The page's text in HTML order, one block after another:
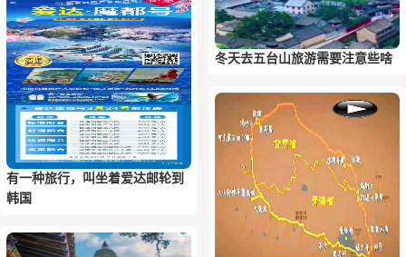
有一种旅行，叫坐着爱达邮轮到
韩国
冬天去五台山旅游需要注意些啥